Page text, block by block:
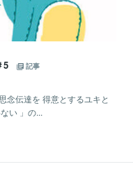
5
記事
念伝達を 得意とするユキと
い 」の...